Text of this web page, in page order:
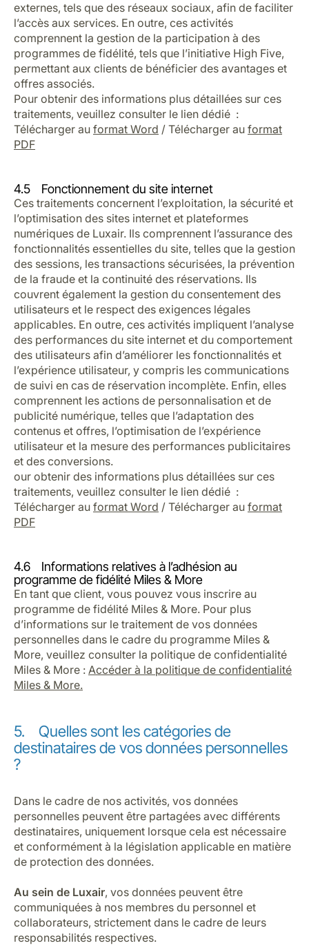
externes, tels que des réseaux sociaux, afin de faciliter
l’accès aux services. En outre, ces activités
comprennent la gestion de la participation à des
programmes de fidélité, tels que l’initiative High Five,
permettant aux clients de bénéficier des avantages et
offres associés.
Pour obtenir des informations plus détaillées sur ces
traitements, veuillez consulter le lien dédié :
Télécharger au format Word / Télécharger au format
PDF
4.5 Fonctionnement du site internet
Ces traitements concernent l’exploitation, la sécurité et
l’optimisation des sites internet et plateformes
numériques de Luxair. Ils comprennent l’assurance des
fonctionnalités essentielles du site, telles que la gestion
des sessions, les transactions sécurisées, la prévention
de la fraude et la continuité des réservations. Ils
couvrent également la gestion du consentement des
utilisateurs et le respect des exigences légales
applicables. En outre, ces activités impliquent l’analyse
des performances du site internet et du comportement
des utilisateurs afin d’améliorer les fonctionnalités et
l’expérience utilisateur, y compris les communications
de suivi en cas de réservation incomplète. Enfin, elles
comprennent les actions de personnalisation et de
publicité numérique, telles que l’adaptation des
contenus et offres, l’optimisation de l’expérience
utilisateur et la mesure des performances publicitaires
et des conversions.
our obtenir des informations plus détaillées sur ces
traitements, veuillez consulter le lien dédié :
Télécharger au format Word / Télécharger au format
PDF
4.6 Informations relatives à l’adhésion au
programme de fidélité Miles & More
En tant que client, vous pouvez vous inscrire au
programme de fidélité Miles & More. Pour plus
d’informations sur le traitement de vos données
personnelles dans le cadre du programme Miles &
More, veuillez consulter la politique de confidentialité
Miles & More : Accéder à la politique de confidentialité
Miles & More.
5. Quelles sont les catégories de
destinataires de vos données personnelles
?
Dans le cadre de nos activités, vos données
personnelles peuvent être partagées avec différents
destinataires, uniquement lorsque cela est nécessaire
et conformément à la législation applicable en matière
de protection des données.
Au sein de Luxair, vos données peuvent être
communiquées à nos membres du personnel et
collaborateurs, strictement dans le cadre de leurs
responsabilités respectives.